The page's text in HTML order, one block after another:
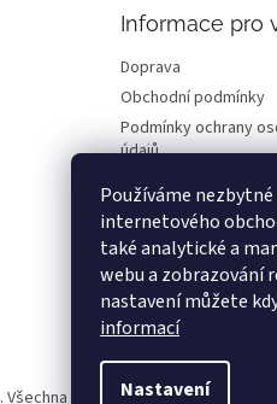
Používáme
internetového
také analytické a
webu a zobrazování
nastavení můžete
informací
Nastavení
Informace pro
Doprava
Obchodní podmínky
Podmínky ochrany
údajů
Fotogalerie
Kontakty
Reklamace
Důležité informace
Moje objednávka
. Všechna práva vyhrazena.Upravit